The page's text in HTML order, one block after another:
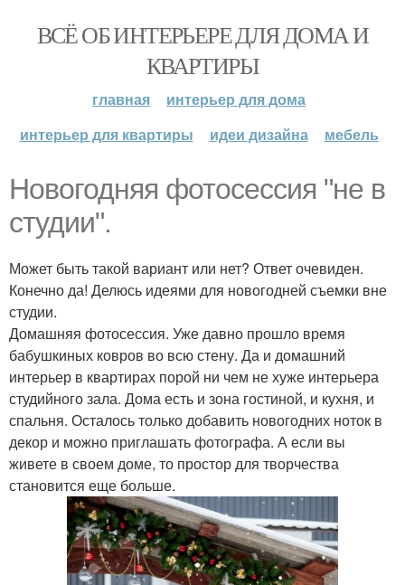
ВСЁ ОБ ИНТЕРЬЕРЕ ДЛЯ ДОМА И
КВАРТИРЫ
главная
интерьер для дома
интерьер для квартиры
идеи дизайна мебель
Новогодняя фотосессия "не в
студии".
Может быть такой вариант или нет? Ответ очевиден.
Конечно да! Делюсь идеями для новогодней съемки вне
студии.
Домашняя фотосессия. Уже давно прошло время
бабушкиных ковров во всю стену. Да и домашний
интерьер в квартирах порой ни чем не хуже интерьера
студийного зала. Дома есть и зона гостиной, и кухня, и
спальня. Осталось только добавить новогодних ноток в
декор и можно приглашать фотографа. А если вы
живете в своем доме, то простор для творчества
становится еще больше.